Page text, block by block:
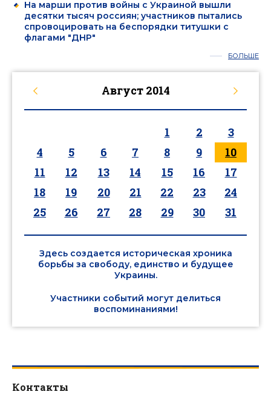
На марши против войны с Украиной вышли
десятки тысяч россиян; участников пытались
спровоцировать на беспорядки титушки с
флагами "ДНР"
БОЛЬШЕ
Август 2014
1 2
3
4
5 6 7 8 9
10
11
12 13 14 15 16
17
18
19 20 21 22 23
24
25
26 27 28 29 30 31
Здесь создается историческая хроника
борьбы за свободу, единство и будущее
Украины.
Участники событий могут делиться
воспоминаниями!
Контакты